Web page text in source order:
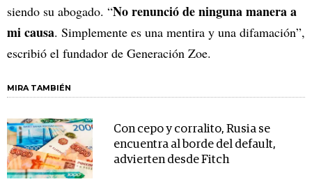
siendo su abogado. “No renunció de ninguna manera a
mi causa. Simplemente es una mentira y una difamación”,
escribió el fundador de Generación Zoe.
MIRA TAMBIÉN
Con cepo y corralito, Rusia se
encuentra al borde del default,
advierten desde Fitch